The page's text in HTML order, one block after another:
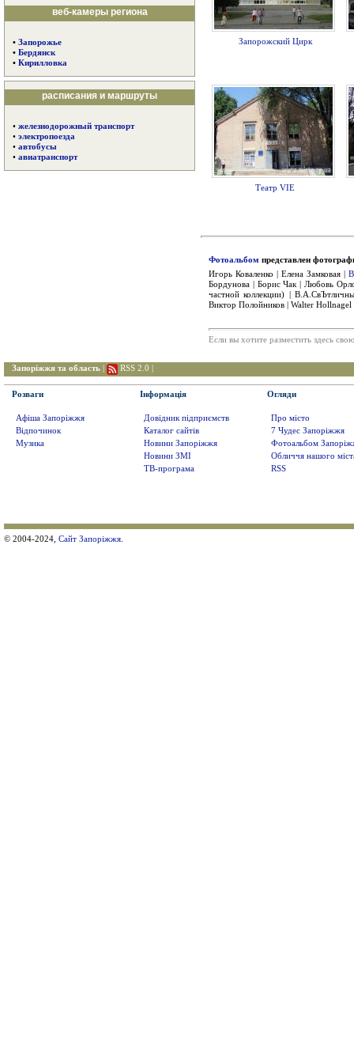
веб-камеры региона
• Запорожье
• Бердянск
• Кирилловка
расписания и маршруты
• железнодорожный транспорт
• электропоезда
• автобусы
• авиатранспорт
Запорожский Цирк
Театр VIE
Фотоальбом представлен
Игорь Коваленко | Елена Замковая |
Бордунова | Борис Чак | Любовь
частной коллекции) |
Виктор Полойников | Walter Hollnagel
Если вы хотите разместить здесь
Запоріжжя та область RSS 2.0
Розваги
Афіша Запоріжжя
Відпочинок
Музика
Інформація
Довідник підприємств
Каталог сайтів
Новини Запоріжжя
Новини ЗМІ
ТВ-програма
Огляди
Про місто
7 Чудес Запоріжжя
Фотоальбом
Обличчя нашого
RSS
© 2004-2024, Сайт Запоріжжя